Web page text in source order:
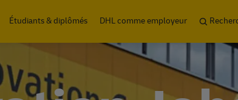
Étudiants & diplômés DHL comme employeur